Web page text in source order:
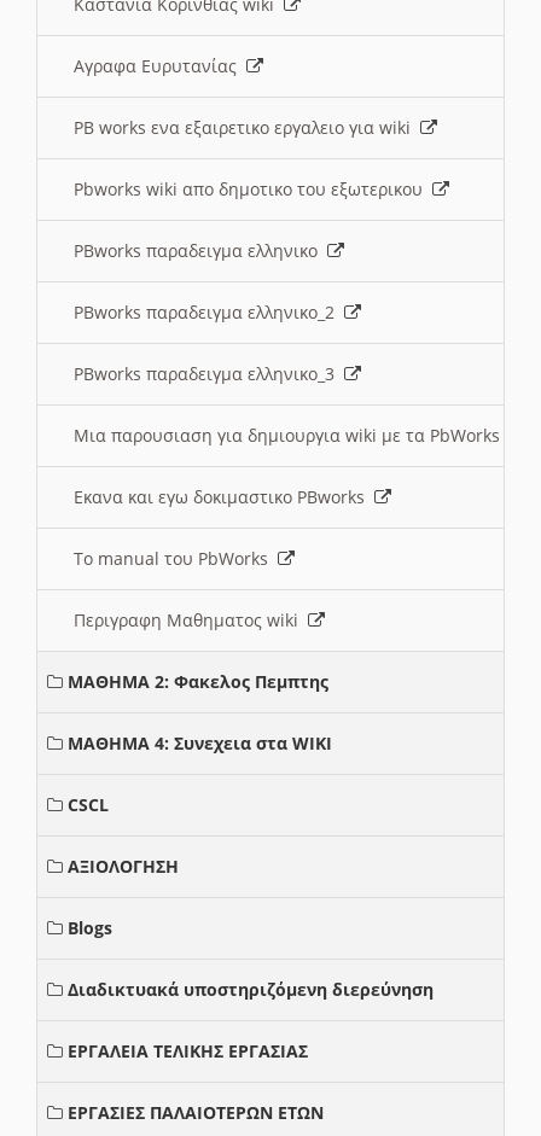
Αγραφα Ευρυτανίας
PB works ενα εξαιρετικο εργαλειο για wiki
Pbworks wiki απο δημοτικο του εξωτερικου
PBworks παραδειγμα ελληνικο
PBworks παραδειγμα ελληνικο_2
PBworks παραδειγμα ελληνικο_3
Μια παρουσιαση για δημιουργια wiki με τα PbWorks
Εκανα και εγω δοκιμαστικο PBworks
Το manual του PbWorks
Περιγραφη Μαθηματος wiki
ΜΑΘΗΜΑ 2: Φακελος Πεμπτης
ΜΑΘΗΜΑ 4: Συνεχεια στα WIKI
CSCL
ΑΞΙΟΛΟΓΗΣΗ
Blogs
Διαδικτυακά υποστηριζόμενη διερεύνηση
ΕΡΓΑΛΕΙΑ ΤΕΛΙΚΗΣ ΕΡΓΑΣΙΑΣ
ΕΡΓΑΣΙΕΣ ΠΑΛΑΙΟΤΕΡΩΝ ΕΤΩΝ